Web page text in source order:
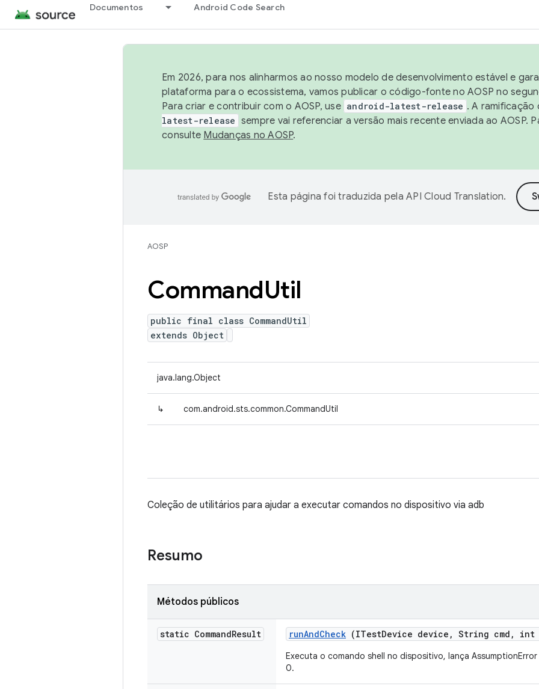
Documentos Android Code Search
Em 2026, para nos alinharmos ao nosso modelo de desenvolvimento estável e
plataforma para o ecossistema, vamos publicar o código-fonte no AOSP no
Para criar e contribuir com o AOSP, use android-latest-release . A
latest-release sempre vai referenciar a versão mais recente enviada ao AOSP.
consulte Mudanças no AOSP.
Esta página foi traduzida pela API Cloud Translation.
AOSP
CommandUtil
public final class CommandUtil
extends Object
java.lang.Object
↳ com.android.sts.common.CommandUtil
Coleção de utilitários para ajudar a executar comandos no dispositivo via adb
Resumo
Métodos públicos
static CommandResult runAndCheck (ITestDevice device , String cmd , int
Executa o comando shell no dispositivo, lança
0.